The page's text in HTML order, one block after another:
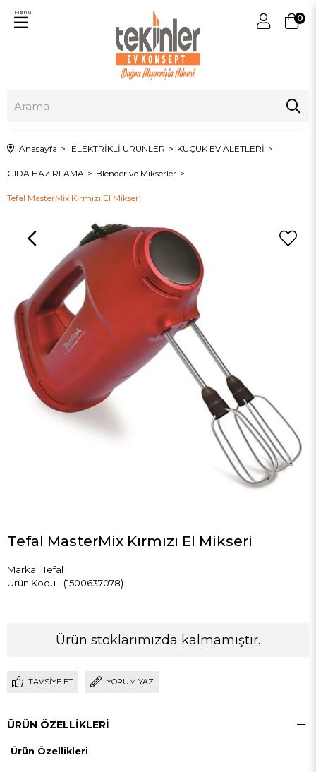
0
Menu
Anasayfa ELEKTRİKLİ ÜRÜNLER KÜÇÜK EV ALETLERİ
GIDA HAZIRLAMA Blender ve Mikserler
Tefal MasterMix Kırmızı El Mikseri
Tefal MasterMix Kırmızı El Mikseri
Marka : Tefal
(1500637078)
Ürün stoklarımızda kalmamıştır.
TAVSIYE ET YORUM YAZ
ÜRÜN ÖZELLIKLERI
Ürün Özellikleri